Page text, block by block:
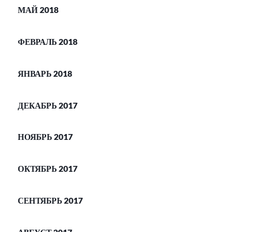
МАЙ 2018
ФЕВРАЛЬ 2018
ЯНВАРЬ 2018
ДЕКАБРЬ 2017
НОЯБРЬ 2017
ОКТЯБРЬ 2017
СЕНТЯБРЬ 2017